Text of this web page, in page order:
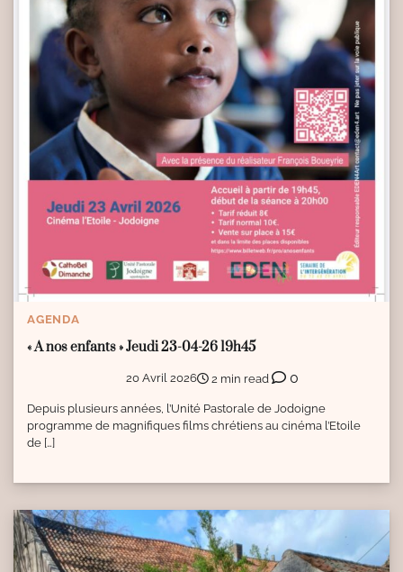
AGENDA
« A nos enfants » Jeudi 23-04-26 19h45
20 Avril 2026 2 min read 0
Depuis plusieurs années, l’Unité Pastorale de Jodoigne
programme de magnifiques films chrétiens au cinéma l’Etoile
de […]